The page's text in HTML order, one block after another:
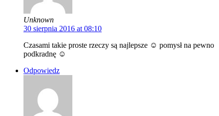
Unknown
30 sierpnia 2016 at 08:10
Czasami takie proste rzeczy są najlepsze ☺ pomysł na pewno
podkradnę ☺
Odpowiedz